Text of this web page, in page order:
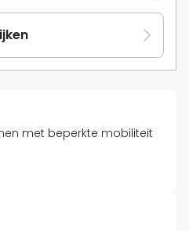
met beperkte mobiliteit